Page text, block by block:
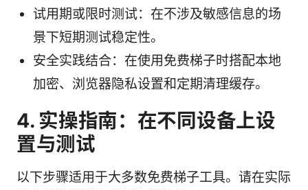
试用期或限时测试：在不涉及敏感信息的场
景下短期测试稳定性。
安全实践结合：在使用免费梯子时搭配本地
加密、浏览器隐私设置和定期清理缓存。
4. 实操指南：在不同设备上设
置与测试
以下步骤适用于大多数免费梯子工具。请在实际